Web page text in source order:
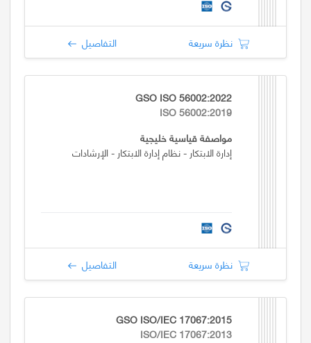
نظرة سريعة التفاصيل
GSO ISO 56002:2022
ISO 56002:2019
مواصفة قياسية خليجية
إدارة الابتكار - نظام إدارة الابتكار - الإرشادات
نظرة سريعة التفاصيل
GSO ISO/IEC 17067:2015
ISO/IEC 17067:2013